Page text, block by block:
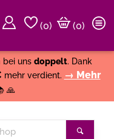
(0)
(0)
bei uns doppelt. Dank
mehr verdient. → Mehr
🙏